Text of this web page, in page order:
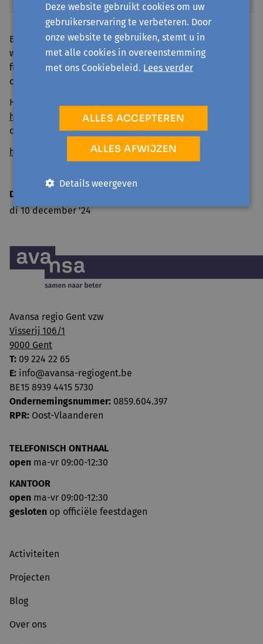
Blader door de databank of ga specifiek op zoek naar
wat jou interesseert. Je kan sorteren op categorie (dans,
fiets, veiligheid, sport&spel...) , op status (bestaande
oplossing of idee), en of er technologie aan te pas komt.
Heb je zelf een oplossing uitgewerkt? Laat het weten via
hallo@comon.gent, dan krijgt het een plek in de
databank.
https://comon.gent/oplossingen
Datum bericht
di 10 december '24
Avansa regio Gent vzw
Visserij 106/1
9000 Gent
T: 09 224 22 65
E: info@avansa-regiogent.be
BE15 8939 4415 5730
Ondernemingsnummer: 0859.604.397
RPR: Oost-Vlaanderen
TELEFONISCH ONTHAAL
open ma-vr 09:00-12:30
KANTOOR
open ma-vr 09:00-12:30
gesloten op officiële feestdagen
Activiteiten
Projecten
Blog
Over ons
Deze website gebruikt cookies om uw
gebruikerservaring te verbeteren. Door
onze website te gebruiken, stemt u in
met alle cookies in overeenstemming
met ons Cookiebeleid. Lees verder
ALLES ACCEPTEREN
ALLES AFWIJZEN
Details weergeven